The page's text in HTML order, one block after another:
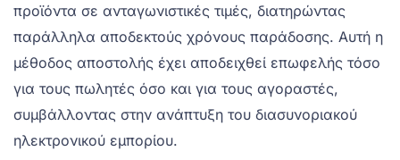
προϊόντα σε ανταγωνιστικές τιμές, διατηρώντας
παράλληλα αποδεκτούς χρόνους παράδοσης. Αυτή η
μέθοδος αποστολής έχει αποδειχθεί επωφελής τόσο
για τους πωλητές όσο και για τους αγοραστές,
συμβάλλοντας στην ανάπτυξη του διασυνοριακού
ηλεκτρονικού εμπορίου.